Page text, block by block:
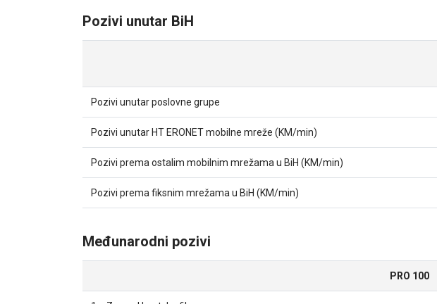
Pozivi unutar BiH
Pozivi unutar poslovne grupe
Pozivi unutar HT ERONET mobilne mreže (KM/min)
Pozivi prema ostalim mobilnim mrežama u BiH (KM/min)
Pozivi prema fiksnim mrežama u BiH (KM/min)
Međunarodni pozivi
PRO 100